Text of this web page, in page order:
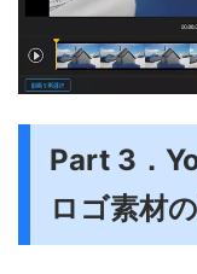
Part 3．
ロゴ素材